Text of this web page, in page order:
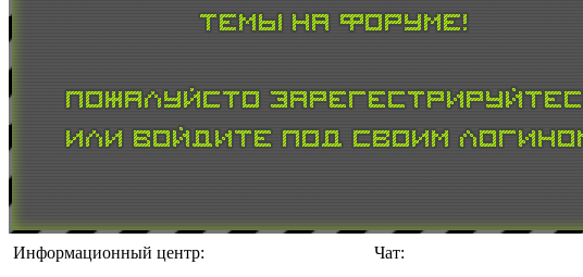
Информационный центр:
Чат: